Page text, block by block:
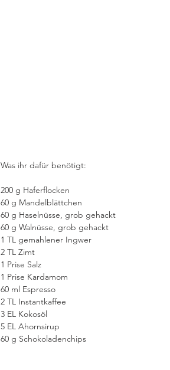
Was ihr dafür benötigt:
200 g Haferflocken
60 g Mandelblättchen
60 g Haselnüsse, grob gehackt
60 g Walnüsse, grob gehackt
1 TL gemahlener Ingwer
2 TL Zimt
1 Prise Salz
1 Prise Kardamom
60 ml Espresso
2 TL Instantkaffee
3 EL Kokosöl
5 EL Ahornsirup
60 g Schokoladenchips